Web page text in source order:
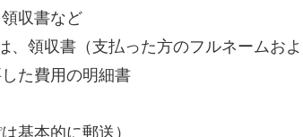
収書など
、領収書（支払った方のフルネームお
た費用の明細書
基本的に郵送）